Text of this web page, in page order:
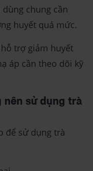
chung cần
huyết quá mức.
trợ giảm huyết
áp cần theo dõi kỹ
nên sử dụng trà
để sử dụng trà